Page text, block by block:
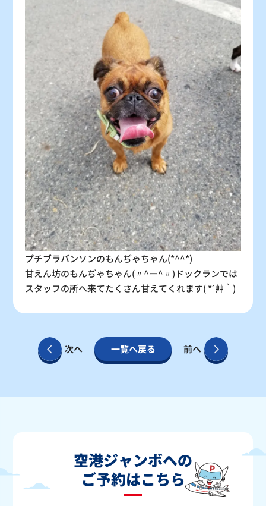
プチブラバンソンのもんぢゃちゃん(*^^*)
甘えん坊のもんぢゃちゃん(〃^ー^〃)ドックランでは
スタッフの所へ来てたくさん甘えてくれます( *´艸｀)
次へ 一覧へ戻る 前へ
空港ジャンボへの
ご予約はこちら